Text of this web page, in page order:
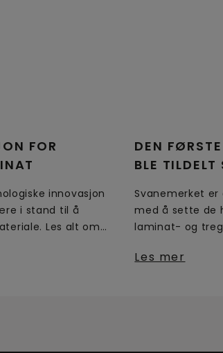
FOR
innovasjon
i stand til å
Les alt om
DEN
BLE TILDELT
Svanemerket er
med å sette de
laminat- og
Les mer